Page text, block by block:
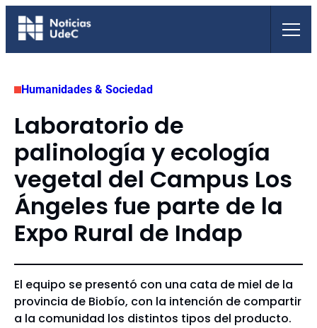
Saltar
Humanidades & Sociedad
Laboratorio de
palinología y ecología
vegetal del Campus Los
Ángeles fue parte de la
Expo Rural de Indap
El equipo se presentó con una cata de miel de la
provincia de Biobío, con la intención de compartir
a la comunidad los distintos tipos del producto.